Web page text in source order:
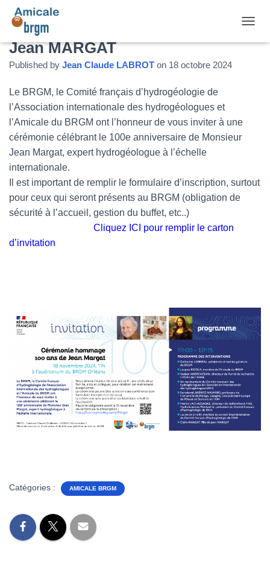
Cérémonie Hommage 100 ans de
Jean MARGAT
Published by Jean Claude LABROT on 18 octobre 2024
Le BRGM, le Comité français d’hydrogéologie de
l’Association internationale des hydrogéologues et
l’Amicale du BRGM ont l’honneur de vous inviter à une
cérémonie célébrant le 100e anniversaire de Monsieur
Jean Margat, expert hydrogéologue à l’échelle
internationale.
Il est important de remplir le formulaire d’inscription, surtout
pour ceux qui seront présents au BRGM (obligation de
sécurité à l’accueil, gestion du buffet, etc..)
Cliquez ICI pour remplir le carton
d’invitation
Catégories : AMICALE BRGM